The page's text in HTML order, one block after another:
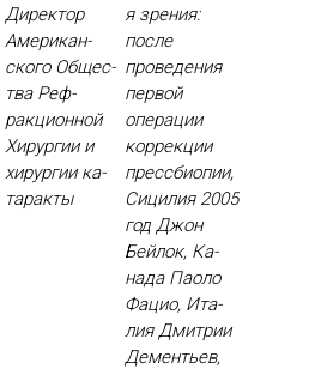
Ди­рек­тор
Аме­рикан­
ско­го Об­щес­
тва Реф­
ракци­он­ной
Хи­рур­гии и
хи­рур­гии ка­
тарак­ты
я зрения:
после
проведения
первой
операции
коррекции
прессбиопии,
Сицилия 2005
год Джон
Бей­лок, Ка­
нада Па­оло
Фа­цио, Ита­
лия Дмит­рии
Де­менть­ев,